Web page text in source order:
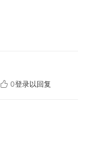
0登录以回复